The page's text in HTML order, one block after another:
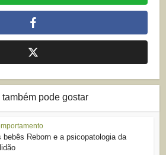
também pode gostar
bebês Reborn e a psicopatologia da